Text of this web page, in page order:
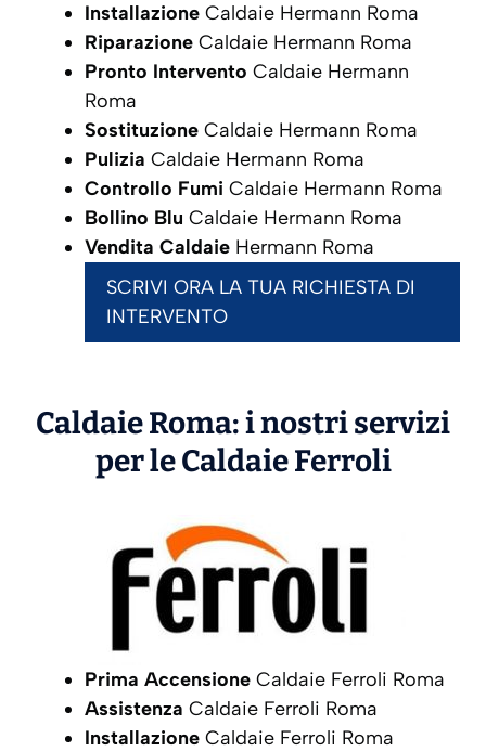
Installazione Caldaie Hermann Roma
Riparazione Caldaie Hermann Roma
Pronto Intervento Caldaie Hermann
Roma
Sostituzione Caldaie Hermann Roma
Pulizia Caldaie Hermann Roma
Controllo Fumi Caldaie Hermann Roma
Bollino Blu Caldaie Hermann Roma
Vendita Caldaie Hermann Roma
SCRIVI ORA LA TUA RICHIESTA DI
INTERVENTO
Caldaie Roma: i nostri servizi
per le CaldaieFerroli
Prima Accensione Caldaie Ferroli Roma
Assistenza Caldaie Ferroli Roma
Installazione Caldaie Ferroli Roma